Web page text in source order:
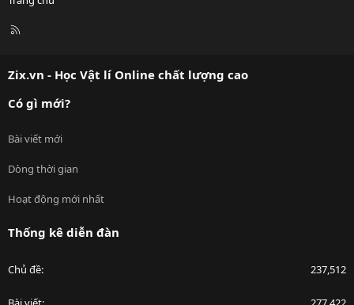
R
Zix.vn - Học Vật lí Online chất lượng cao
Có gì mới?
Bài viết mới
Dòng thời gian
Hoạt động mới nhất
Thống kê diễn đàn
Chủ đề 237,512